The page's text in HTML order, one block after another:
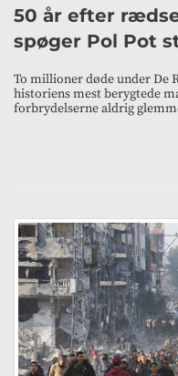
50 år efter
spøger Pol Pot
To millioner døde under De
historiens mest berygtede
forbrydelserne aldrig